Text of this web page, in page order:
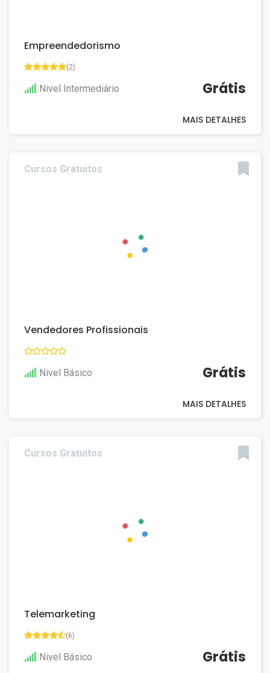
Empreendedorismo
(2)
Nivel Intermediário Grátis
MAIS DETALHES
Cursos Gratuitos
Vendedores Profissionais
Nivel Básico Grátis
MAIS DETALHES
Cursos Gratuitos
Telemarketing
(6)
Nivel Básico Grátis